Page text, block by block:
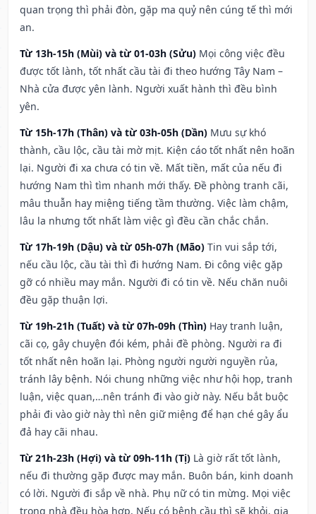
quan trọng thì phải đòn, gặp ma quỷ nên cúng tế thì mới
an.
Từ 13h-15h (Mùi) và từ 01-03h (Sửu) Mọi công việc đều
được tốt lành, tốt nhất cầu tài đi theo hướng Tây Nam –
Nhà cửa được yên lành. Người xuất hành thì đều bình
yên.
Từ 15h-17h (Thân) và từ 03h-05h (Dần) Mưu sự khó
thành, cầu lộc, cầu tài mờ mịt. Kiện cáo tốt nhất nên hoãn
lại. Người đi xa chưa có tin về. Mất tiền, mất của nếu đi
hướng Nam thì tìm nhanh mới thấy. Đề phòng tranh cãi,
mâu thuẫn hay miệng tiếng tầm thường. Việc làm chậm,
lâu la nhưng tốt nhất làm việc gì đều cần chắc chắn.
Từ 17h-19h (Dậu) và từ 05h-07h (Mão) Tin vui sắp tới,
nếu cầu lộc, cầu tài thì đi hướng Nam. Đi công việc gặp
gỡ có nhiều may mắn. Người đi có tin về. Nếu chăn nuôi
đều gặp thuận lợi.
Từ 19h-21h (Tuất) và từ 07h-09h (Thìn) Hay tranh luận,
cãi cọ, gây chuyện đói kém, phải đề phòng. Người ra đi
tốt nhất nên hoãn lại. Phòng người người nguyền rủa,
tránh lây bệnh. Nói chung những việc như hội họp, tranh
luận, việc quan,…nên tránh đi vào giờ này. Nếu bắt buộc
phải đi vào giờ này thì nên giữ miệng để hạn ché gây ẩu
đả hay cãi nhau.
Từ 21h-23h (Hợi) và từ 09h-11h (Tị) Là giờ rất tốt lành,
nếu đi thường gặp được may mắn. Buôn bán, kinh doanh
có lời. Người đi sắp về nhà. Phụ nữ có tin mừng. Mọi việc
trong nhà đều hòa hợp. Nếu có bệnh cầu thì sẽ khỏi, gia